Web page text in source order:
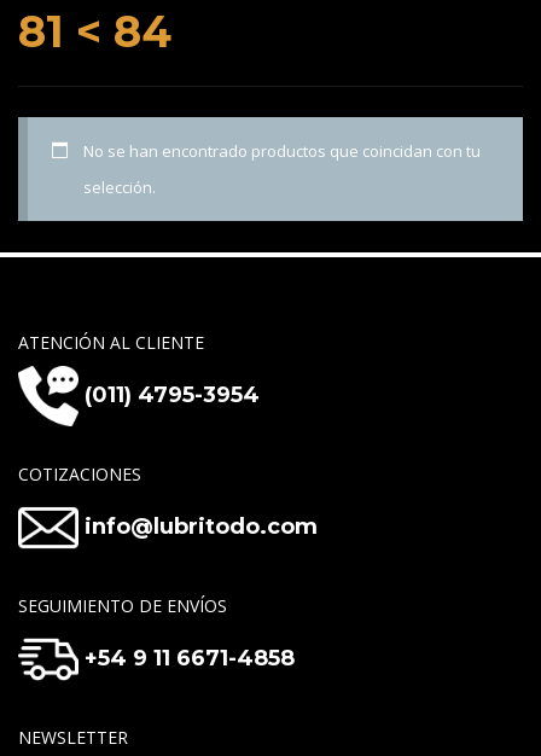
81 < 84
No se han encontrado productos que coincidan con tu
selección.
ATENCIÓN AL CLIENTE
(011) 4795-3954
COTIZACIONES
info@lubritodo.com
SEGUIMIENTO DE ENVÍOS
+54 9 11 6671-4858
NEWSLETTER